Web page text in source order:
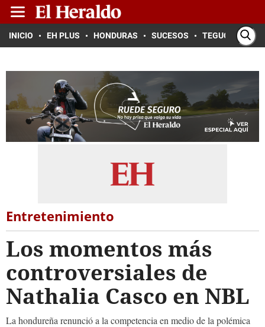
INICIO EH PLUS HONDURAS SUCESOS TEGUCIGALPA
Entretenimiento
Los momentos más
controversiales de
Nathalia Casco en NBL
La hondureña renunció a la competencia en medio de la polémica